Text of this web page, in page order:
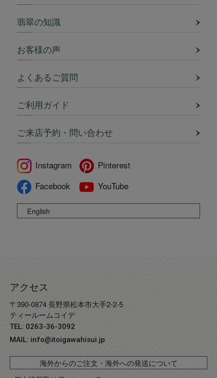
翡翠の知識
お客様の声
よくあるご質問
ご利用ガイド
ご来店予約・問い合わせ
Instagram
Pinterest
Facebook
YouTube
English
アクセス
〒390-0874 長野県松本市大手2-2-5
ティールームコイデ
TEL: 0263-36-3092
MAIL: info@itoigawahisui.jp
海外からのご注文・海外への発送について